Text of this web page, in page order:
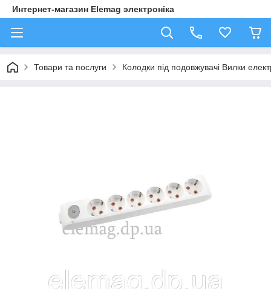
Интернет-магазин Elemag электроніка
Товари та послуги Колодки під подовжувачі Вилки